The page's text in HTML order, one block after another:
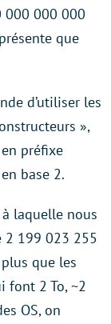
000 000 000
que
d’utiliser les
»,
préfixe
base 2.
laquelle nous
2 199 023 255
que les
font 2 To, ~2
OS, on